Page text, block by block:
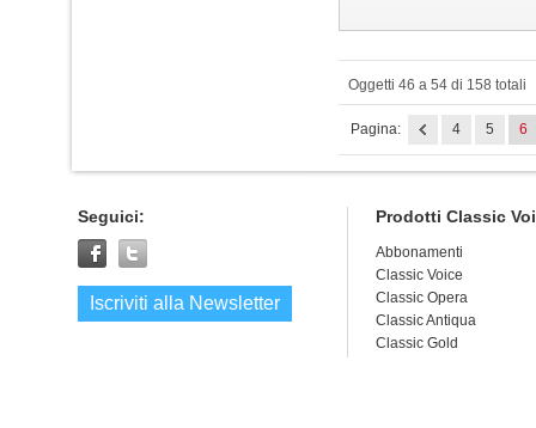
Oggetti 46 a 54 di 158 totali
Pagina: 4 5 6
Seguici:
Iscriviti alla Newsletter
Prodotti Classic
Abbonamenti
Classic Voice
Classic Opera
Classic Antiqua
Classic Gold